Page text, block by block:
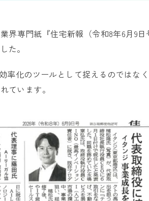
界専門紙『住宅新報（令和8年6月9
た。
率化のツールとして捉えるのではなく
ています。